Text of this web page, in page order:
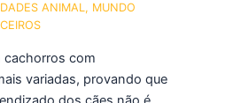
ANIMAL, MUNDO
cachorros com
variadas, provando que